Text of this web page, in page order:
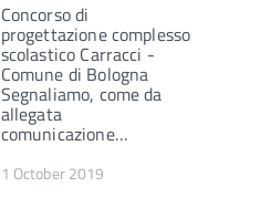
Concorso di
progettazione complesso
scolastico Carracci -
Comune di Bologna
Segnaliamo, come da
allegata
comunicazione…
1 October 2019